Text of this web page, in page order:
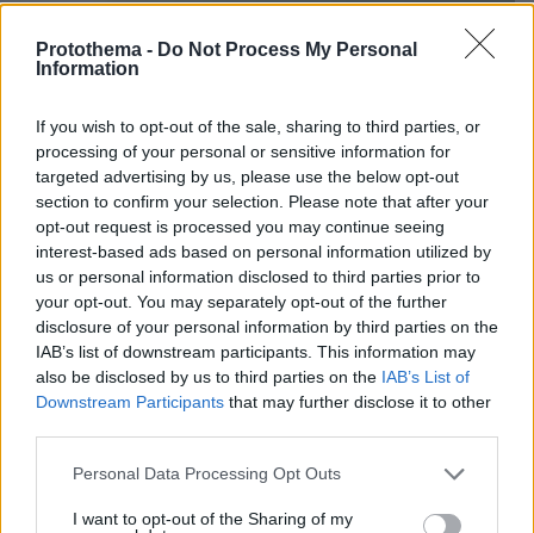
Protothema - Do Not Process My Personal
Information
If you wish to opt-out of the sale, sharing to third parties, or
processing of your personal or sensitive information for
targeted advertising by us, please use the below opt-out
section to confirm your selection. Please note that after your
opt-out request is processed you may continue seeing
interest-based ads based on personal information utilized by
us or personal information disclosed to third parties prior to
your opt-out. You may separately opt-out of the further
disclosure of your personal information by third parties on the
IAB’s list of downstream participants. This information may
also be disclosed by us to third parties on the IAB’s List of
Downstream Participants that may further disclose it to other
Please note that this website/app uses one or more Google
not limited to your visit or usage behaviour. You may click to
Personal Data Processing Opt Outs
I want to opt-out of the Sharing of my
Loaded:
Οικογενειακή τραγωδία στις Σέρρες, μητέρα και
γιος οι νεκροί από την μετωπική φορτηγού με ΙΧ -
Βίντεο ντοκουμέντο από τη στιγμή της
07.08.2026, 09:58